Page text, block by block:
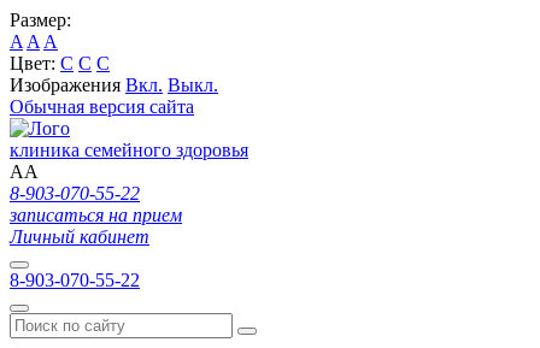
Размер:
A A A
Цвет: C C C
Изображения Вкл. Выкл.
Обычная версия сайта
клиника семейного здоровья
AA
8-903-070-55-22
записаться на прием
Личный кабинет
8-903-070-55-22